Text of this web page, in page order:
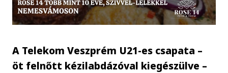
A Telekom Veszprém U21-es csapata –
öt felnőtt kézilabdázóval kiegészülve –